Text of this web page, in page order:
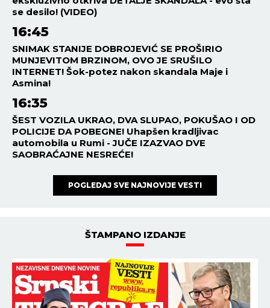
ESTRADA 15:00 06.08.2026
PORODILA SE ZVEZDA
imenu koje je izabrala!
ESTRADA
MESECIMA JE PRIKOVANA ZA
KREVET, NAŠOJ PEVAČICI
NAPOKON SAOPŠTENA
DIJAGNOZA! Stigle vesti
direktno od lekara!
eksplodira u meni!
NAJNOVIJE NAJČITANIJE